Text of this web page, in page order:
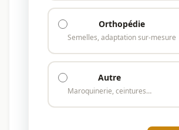
Orthopédie
Semelles, adaptation sur-mesure
Autre
Maroquinerie, ceintures…